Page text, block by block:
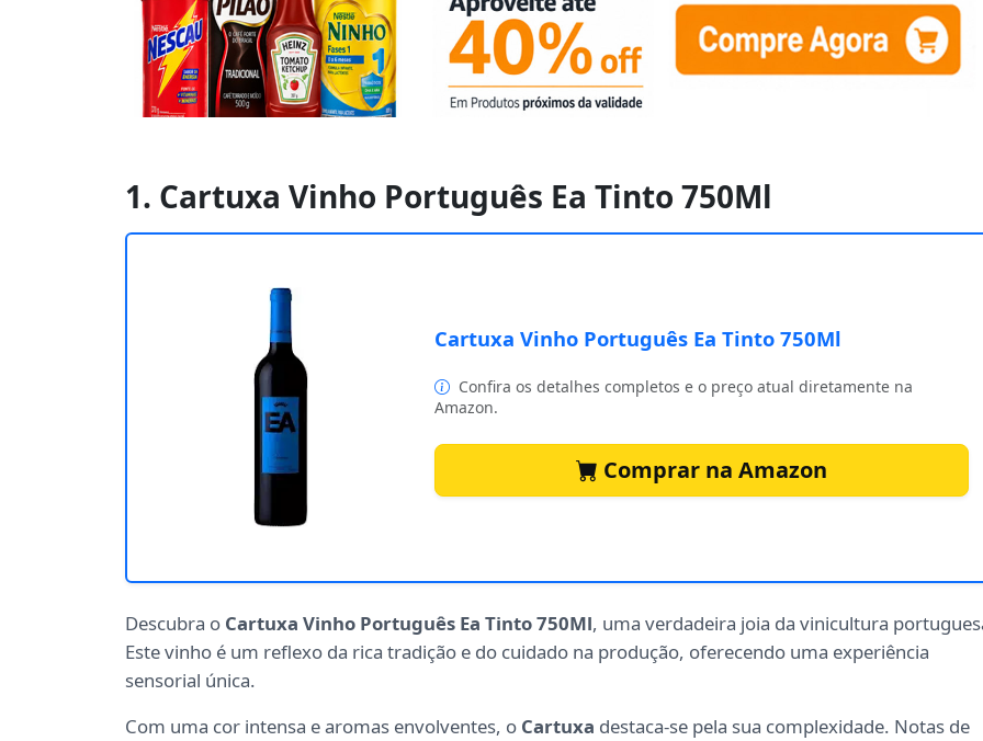
1. Cartuxa Vinho Português Ea Tinto 750Ml
Cartuxa Vinho Português Ea Tinto 750Ml
Confira os detalhes completos e o preço atual diretamente na
Amazon.
Comprar na Amazon
Descubra o Cartuxa Vinho Português Ea Tinto 750Ml, uma verdadeira joia da vinicultura
Este vinho é um reflexo da rica tradição e do cuidado na produção, oferecendo uma experiência
sensorial única.
Com uma cor intensa e aromas envolventes, o Cartuxa destaca-se pela sua complexidade. Notas de